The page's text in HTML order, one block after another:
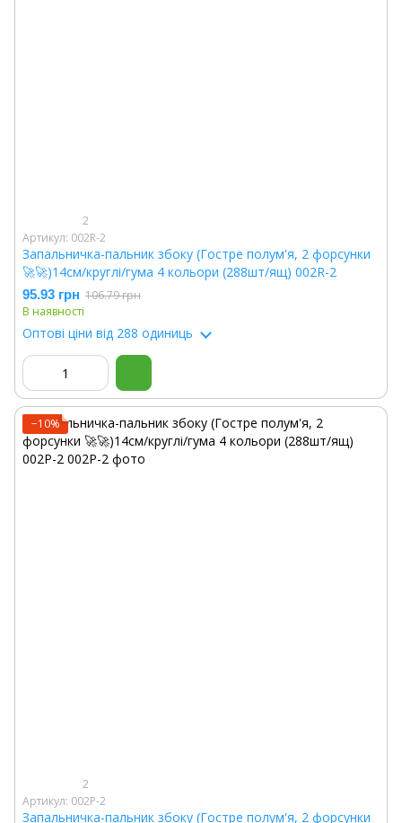
2
Артикул: 002R-2
Запальничка-пальник збоку (Гостре полум'я, 2 форсунки
🚀🚀)14см/круглі/гума 4 кольори (288шт/ящ) 002R-2
95.93 грн 106.79 грн
В наявності
Оптові ціни від 288 одиниць
−10%
2
Артикул: 002P-2
Запальничка-пальник збоку (Гостре полум'я, 2 форсунки